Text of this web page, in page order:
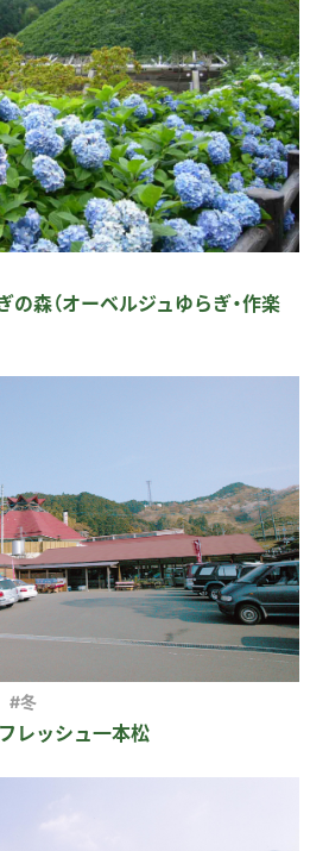
森（オーベルジュゆらぎ・作楽
レッシュ一本松
#冬